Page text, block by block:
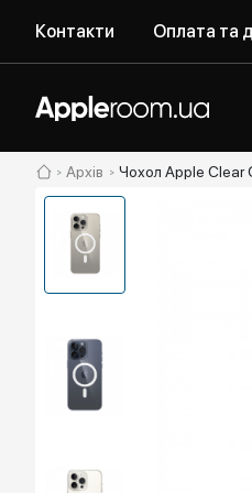
Контакти Оплата та
Архів Чохол Apple Clear